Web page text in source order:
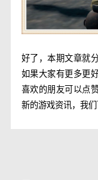
好了，本期文章就
如果大家有更多更
喜欢的朋友可以点
新的游戏资讯，我们